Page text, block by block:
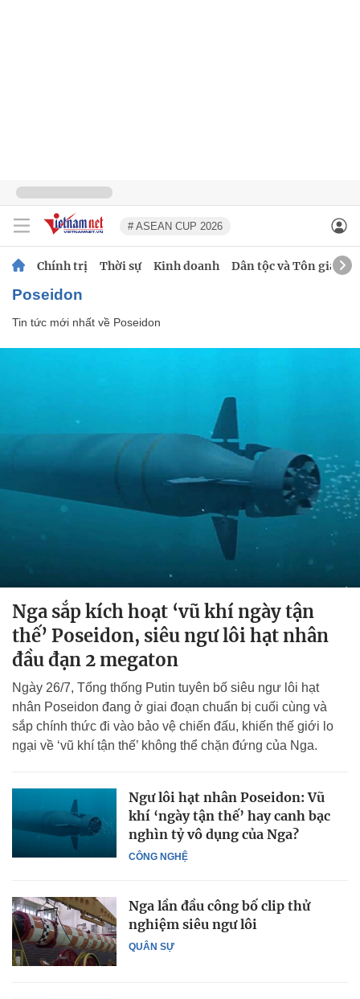
# ASEAN CUP 2026
Chính trị Thời sự Kinh doanh Dân tộc và Tôn giáo
Poseidon
Tin tức mới nhất về Poseidon
Nga sắp kích hoạt ‘vũ khí ngày tận
thế’ Poseidon, siêu ngư lôi hạt nhân
đầu đạn 2 megaton
Ngày 26/7, Tổng thống Putin tuyên bố siêu ngư lôi hạt
nhân Poseidon đang ở giai đoạn chuẩn bị cuối cùng và
sắp chính thức đi vào bảo vệ chiến đấu, khiến thế giới lo
ngại về ‘vũ khí tận thế’ không thể chặn đứng của Nga.
CÔNG NGHỆ
Ngư lôi hạt nhân Poseidon: Vũ
khí ‘ngày tận thế’ hay canh bạc
nghìn tỷ vô dụng của Nga?
QUÂN SỰ
Nga lần đầu công bố clip thử
nghiệm siêu ngư lôi